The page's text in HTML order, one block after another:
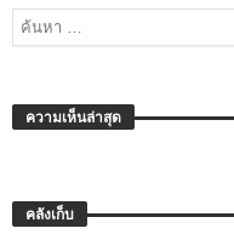
ความเห็นล่าสุด
คลังเก็บ